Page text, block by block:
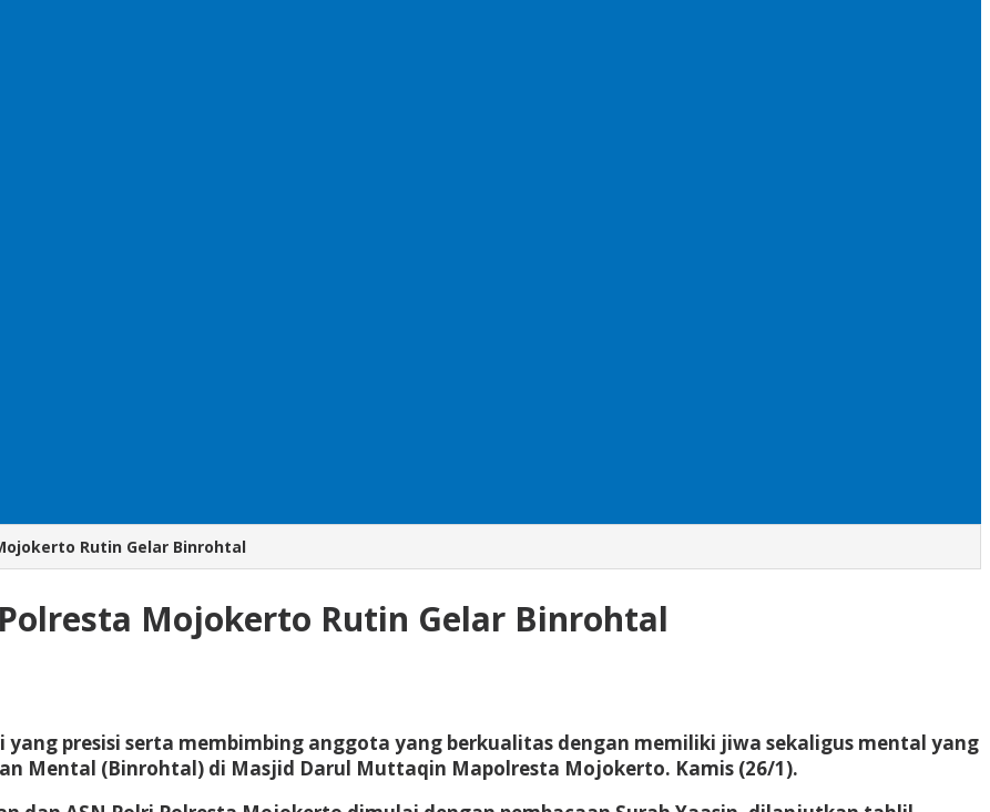
Rutin Gelar Binrohtal
Mojokerto Rutin Gelar Binrohtal
yang presisi serta membimbing anggota yang berkualitas dengan memiliki jiwa sekaligus mental yang
Mental (Binrohtal) di Masjid Darul Muttaqin Mapolresta Mojokerto. Kamis (26/1).